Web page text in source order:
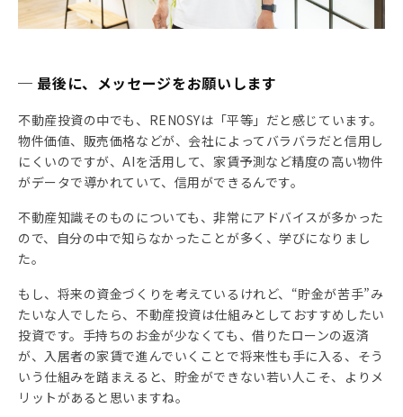
─ 最後に、メッセージをお願いします
不動産投資の中でも、RENOSYは「平等」だと感じています。
物件価値、販売価格などが、会社によってバラバラだと信用し
にくいのですが、AIを活用して、家賃予測など精度の高い物件
がデータで導かれていて、信用ができるんです。
不動産知識そのものについても、非常にアドバイスが多かった
ので、自分の中で知らなかったことが多く、学びになりまし
た。
もし、将来の資金づくりを考えているけれど、“貯金が苦手”み
たいな人でしたら、不動産投資は仕組みとしておすすめしたい
投資です。手持ちのお金が少なくても、借りたローンの返済
が、入居者の家賃で進んでいくことで将来性も手に入る、そう
いう仕組みを踏まえると、貯金ができない若い人こそ、よりメ
リットがあると思いますね。